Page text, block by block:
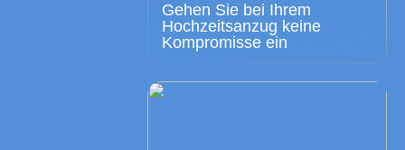
Gehen Sie bei Ihrem
Hochzeitsanzug keine
Kompromisse ein